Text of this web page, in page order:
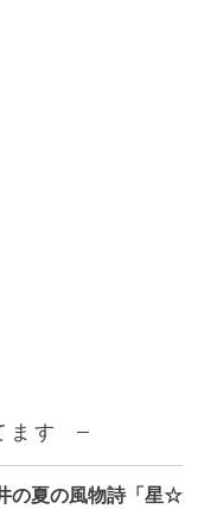
ます
の夏の風物詩「星☆